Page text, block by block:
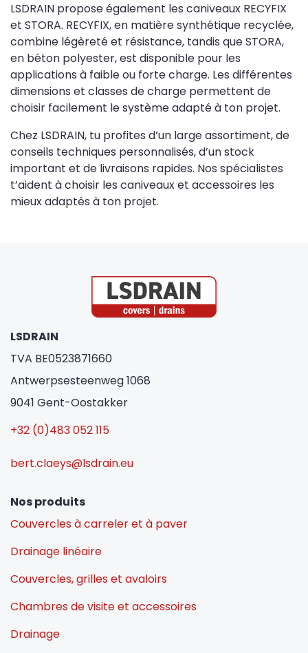
LSDRAIN propose également les caniveaux RECYFIX
et STORA. RECYFIX, en matière synthétique recyclée,
combine légèreté et résistance, tandis que STORA,
en béton polyester, est disponible pour les
applications à faible ou forte charge. Les différentes
dimensions et classes de charge permettent de
choisir facilement le système adapté à ton projet.
Chez LSDRAIN, tu profites d’un large assortiment, de
conseils techniques personnalisés, d’un stock
important et de livraisons rapides. Nos spécialistes
t’aident à choisir les caniveaux et accessoires les
mieux adaptés à ton projet.
LSDRAIN
TVA BE0523871660
Antwerpsesteenweg 1068
9041 Gent-Oostakker
+32 (0)483 052 115
bert.claeys@lsdrain.eu
Nos produits
Couvercles à carreler et à paver
Drainage linéaire
Couvercles, grilles et avaloirs
Chambres de visite et accessoires
Drainage